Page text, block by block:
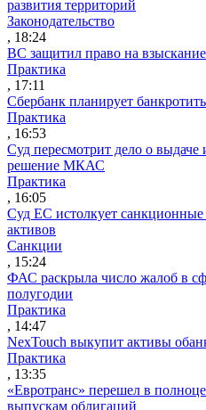
развития территорий
Законодательство
, 18:24
ВС защитил право на
Практика
, 17:11
Сбербанк планирует
Практика
, 16:53
Суд пересмотрит дело о выдаче
решение МКАС
Практика
, 16:05
Суд ЕС истолкует
активов
Санкции
, 15:24
ФАС раскрыла число жалоб в
полугодии
Практика
, 14:47
NexTouch выкупит активы
Практика
, 13:35
«Евротранс» перешел в
выпускам облигаций